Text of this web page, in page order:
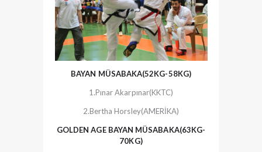
BAYAN MÜSABAKA(52KG-58KG)
1.Pınar Akarpınar(KKTC)
2.Bertha Horsley(AMERİKA)
GOLDEN AGE BAYAN MÜSABAKA(63KG-
70KG)